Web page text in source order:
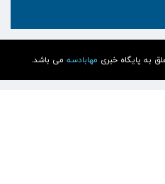
مهابادسه می باشد.